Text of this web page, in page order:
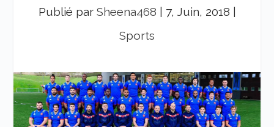
Publié par Sheena468 7, Juin, 2018
Sports